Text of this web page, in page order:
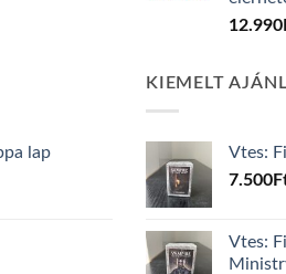
12.990
lap
KIEMELT
Vtes:
7.500
Vtes: